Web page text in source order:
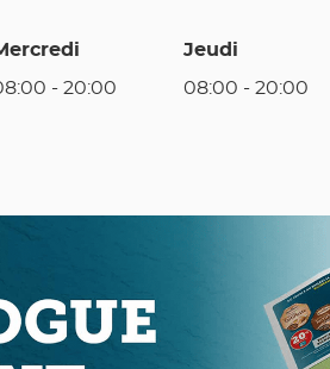
- 20:00
Jeudi
08:00 - 20:00